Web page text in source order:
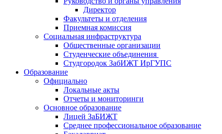
Директор
Факультеты и отделения
Приемная комиссия
Социальная инфраструктура
Общественные организации
Студенческие объединения
Студгородок ЗабИЖТ ИрГУПС
Образование
Официально
Локальные акты
Отчеты и мониторинги
Основное образование
Лицей ЗаБИЖТ
Среднее профессиональное образование